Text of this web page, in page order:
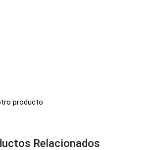
producto
Relacionados